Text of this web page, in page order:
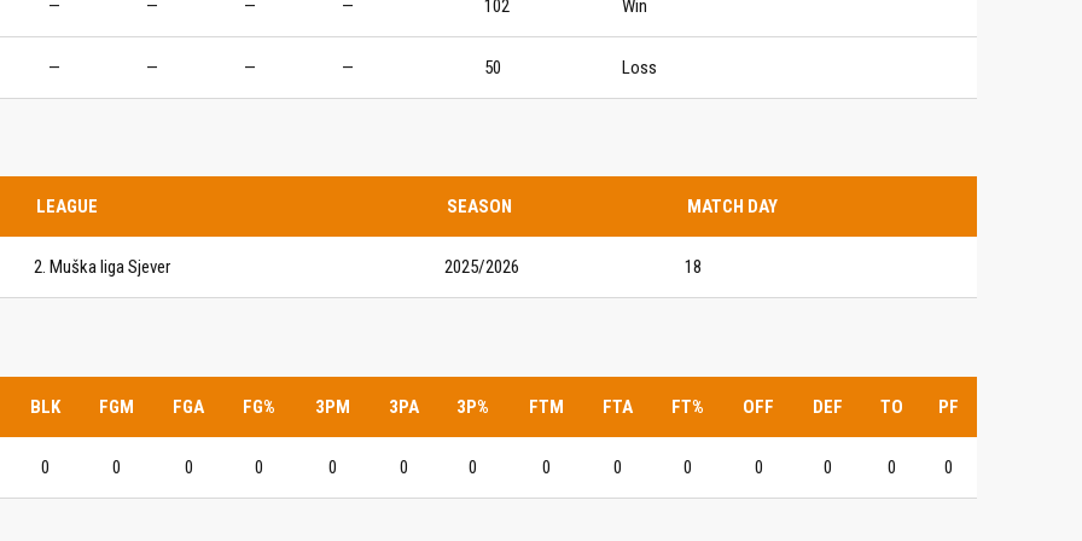
— — — — 102 Win
— — — — 50 Loss
LEAGUE SEASON MATCH DAY
2. Muška liga Sjever 2025/2026 18
BLK FGM FGA FG% 3PM 3PA 3P% FTM FTA FT% OFF DEF TO PF
0 0 0 0 0 0 0 0 0 0 0 0 0 0
trener seniorske
trenerski stožer
u revijalnoj utakmici
NCAA ekipu OBU
Pretkadeti U15